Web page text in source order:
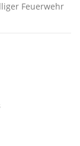
Feuerwehr